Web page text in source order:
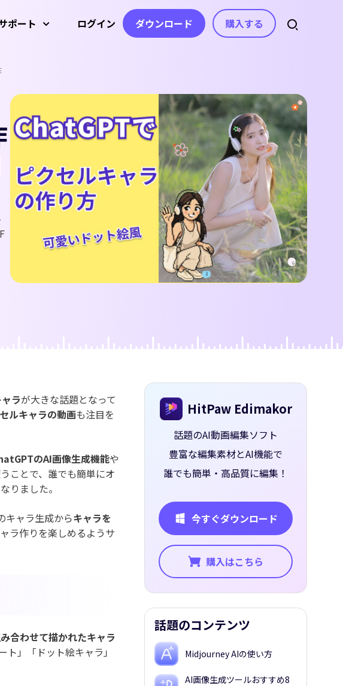
ログイン ダウンロード 購入する
ニメ
レ
（録画
動画フィルター
ビデオトランジション
動画テンプレート
テキスト アニメーション
音声から文字起こし
動画の不要な文字を消
す
動画の字幕を消すAIツ
AIテキストベース編集
AI音楽生成
ボイスチェンジャー
テキスト読み上
げ
ボイスクローン
ボーカルリムーバー
AI効果音生成
無音検出
画モード
ェネレーター
トジェネレーター
ネレーター
ーンジェネレーター
ポート
使い方ガイド
操作方法を分かりやすく紹介
すべてのヒント＆解決策
アップデート情報
最新のアップデート&修正内容
YouTube
ラが大きな話題となって
ルキャラの動画も注目を
のAI画像生成機能や
ことで、誰でも簡単にオ
りました。
キャラ生成からキャラを
ラ作りを楽しめるようサ
合わせて描かれたキャラ
」「ドット絵キャラ」
HitPaw Edimakor
話題のAI動画編集ソフト
豊富な編集素材とAI機能で
誰でも簡単・高品質に編集！
今すぐダウンロード
購入はこちら
話題のコンテンツ
Midjourney AIの使い方
AI画像生成ツールおすすめ8